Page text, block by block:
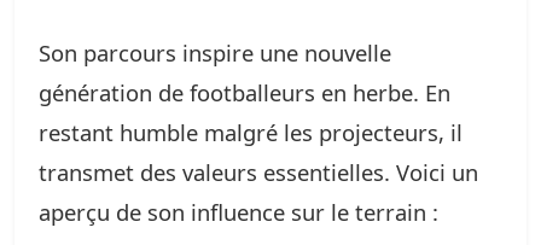
Son parcours inspire une nouvelle
génération de footballeurs en herbe. En
restant humble malgré les projecteurs, il
transmet des valeurs essentielles. Voici un
aperçu de son influence sur le terrain :